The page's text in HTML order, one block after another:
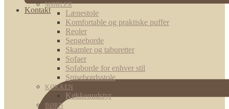
Kontakt
MØBLER
Lænestole
Komfortable og praktiske puffer
Reoler
Sengeborde
Skamler og taburetter
Sofaer
Sofaborde for enhver stil
Spisebordsstole
KØKKEN
Køkkenudstyr
BØRN